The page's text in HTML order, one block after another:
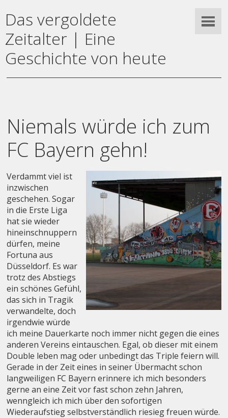
Das vergoldete
Zeitalter | Eine
Geschichte von heute
Niemals würde ich zum
FC Bayern gehn!
Verdammt viel ist
inzwischen
geschehen. Sogar
in die Erste Liga
hat sie wieder
hineinschnuppern
dürfen, meine
Fortuna aus
Düsseldorf. Es war
trotz des Abstiegs
ein schönes Gefühl,
das sich in Tragik
verwandelte, doch
irgendwie würde
ich meine Dauerkarte noch immer nicht gegen die eines
anderen Vereins eintauschen. Egal, ob dieser mit einem
Double leben mag oder unbedingt das Triple feiern will.
Gerade in der Zeit eines in seiner Übermacht schon
langweiligen FC Bayern erinnere ich mich besonders
gerne an eine Zeit vor fast schon zehn Jahren,
wenngleich ich mich über den sofortigen
Wiederaufstieg selbstverständlich riesieg freuen würde.